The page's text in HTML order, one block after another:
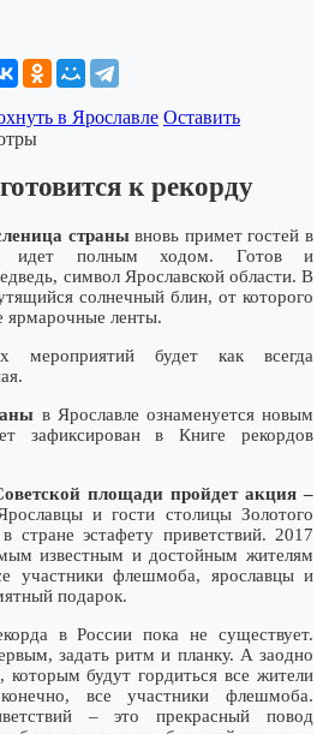
в Ярославле Оставить
к рекорду
странывновь примет гостей в
идет полным ходом. Готов и
символ Ярославской области. В
солнечный блин, от которого
ярмарочные ленты.
мероприятий будет как всегда
в Ярославле ознаменуется новым
зафиксирован в Книге рекордов
площади пройдет акция –
и гости столицы Золотого
стране эстафету приветствий. 2017
известным и достойным жителям
участники флешмоба, ярославцы и
подарок.
в России пока не существует.
задать ритм и планку. А заодно
которым будут гордиться все жители
все участники флешмоба.
– это прекрасный повод